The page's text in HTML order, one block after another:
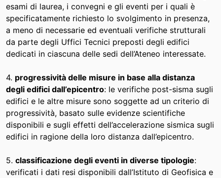
esami di laurea, i convegni e gli eventi per i quali è
specificatamente richiesto lo svolgimento in presenza,
a meno di necessarie ed eventuali verifiche strutturali
da parte degli Uffici Tecnici preposti degli edifici
dedicati in ciascuna delle sedi dell’Ateneo interessate.
4. progressività delle misure in base alla distanza
degli edifici dall’epicentro: le verifiche post-sisma sugli
edifici e le altre misure sono soggette ad un criterio di
progressività, basato sulle evidenze scientifiche
disponibili e sugli effetti dell’accelerazione sismica sugli
edifici in ragione della loro distanza dall’epicentro.
5. classificazione degli eventi in diverse tipologie:
verificati i dati resi disponibili dall’Istituto di Geofisica e